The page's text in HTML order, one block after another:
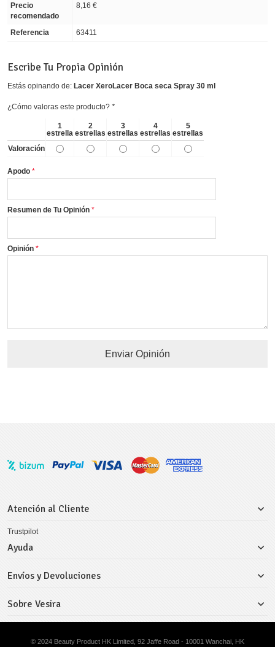
Precio
recomendado
8,16 €
Referencia 63411
Escribe Tu Propia Opinión
Estás opinando de: Lacer XeroLacer Boca seca Spray 30 ml
¿Cómo valoras este producto? *
1
estrella
2
estrellas
3
estrellas
4
estrellas
5
estrellas
Valoración
Apodo
Resumen de Tu Opinión
Opinión
Enviar Opinión
Atención al Cliente
Trustpilot
Ayuda
Envíos y Devoluciones
Sobre Vesira
© 2024 Beauty Product HK Limited, 92 Jaffe Road - 10001 Wanchai, HK